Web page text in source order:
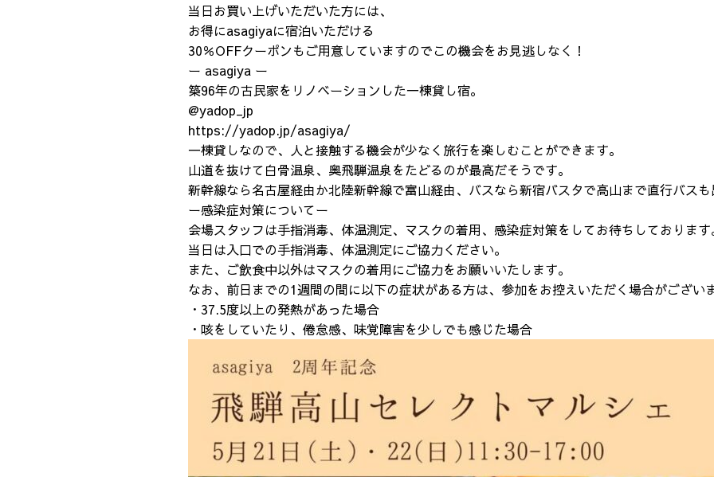
当日お買い上げいただいた方には、
お得にasagiyaに宿泊いただける
30％OFFクーポンもご用意していますのでこの機会をお見逃しなく！
ー asagiya ー
築96年の古民家をリノベーションした一棟貸し宿。
@yadop_jp
https://yadop.jp/asagiya/
一棟貸しなので、人と接触する機会が少なく旅行を楽しむことができます。
山道を抜けて白骨温泉、奥飛騨温泉をたどるのが最高だそうです。
新幹線なら名古屋経由か北陸新幹線で富山経由、バスなら新宿バスタで高山まで直行バスも
ー感染症対策についてー
会場スタッフは手指消毒、体温測定、マスクの着用、感染症対策をしてお待ちしております
当日は入口での手指消毒、体温測定にご協力ください。
また、ご飲食中以外はマスクの着用にご協力をお願いいたします。
なお、前日までの1週間の間に以下の症状がある方は、参加をお控えいただく場合がございま
・37.5度以上の発熱があった場合
・咳をしていたり、倦怠感、味覚障害を少しでも感じた場合